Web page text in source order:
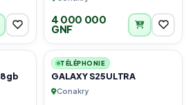
4 000 000
GNF
1 1
TÉLÉPHONIE
GALAXY S25ULTRA
Conakry